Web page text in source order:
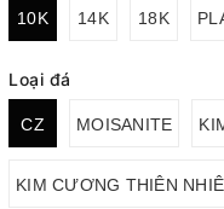
10K 14K 18K
Loại đá
CZ MOISANITE
KIM CƯƠNG THIÊN